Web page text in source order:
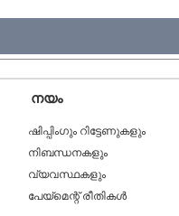
നയം
ഷിപ്പിംഗും റിട്ടേണുകളും
നിബന്ധനകളും
വ്യവസ്ഥകളും
പേയ്മെന്റ് രീതികൾ